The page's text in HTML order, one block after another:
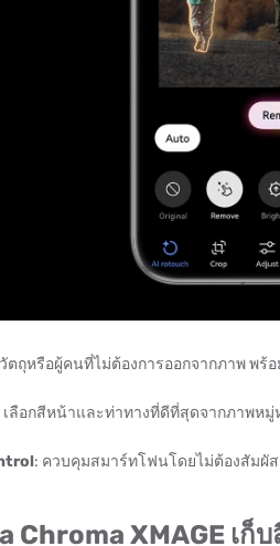
ตถุหรือผู้คนที่ไม่ต้องการออกจากภาพ พร้
เลือกสีหน้าและท่าทางที่ดีที่สุดจากภาพห
: ควบคุมสมาร์ทโฟนโดยไม่ต้องสัมผัส
Chroma XMAGE เก็